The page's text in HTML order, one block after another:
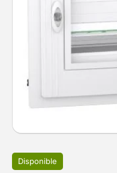
Disponible